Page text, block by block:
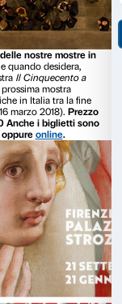
di membership:
Coppie, Famiglie,
acquistabile
da € 30,00.